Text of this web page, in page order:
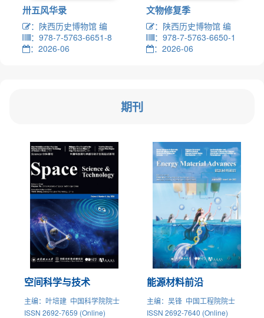
卅五风华录
：陕西历史博物馆 编
：978-7-5763-6651-8
：2026-06
文物修复季
：陕西历史博物馆 编
：978-7-5763-6650-1
：2026-06
期刊
空间科学与技术
主编：叶培建 中国科学院院士
ISSN 2692-7659 (Online)
能源材料前沿
主编：吴锋 中国工程院院士
ISSN 2692-7640 (Online)